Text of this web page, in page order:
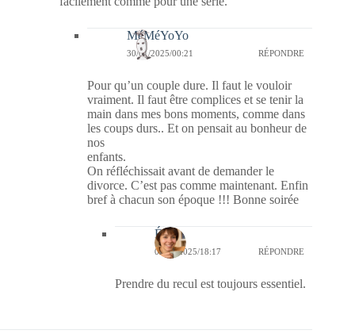
MéMéYoYo
30/01/2025/00:21 RÉPONDRE
Pour qu’un couple dure. Il faut le vouloir
vraiment. Il faut être complices et se tenir la
main dans mes bons moments, comme dans
les coups durs.. Et on pensait au bonheur de
nos
enfants.
On réfléchissait avant de demander le
divorce. C’est pas comme maintenant. Enfin
bref à chacun son époque !!! Bonne soirée
Élise
03/02/2025/18:17 RÉPONDRE
Prendre du recul est toujours essentiel.